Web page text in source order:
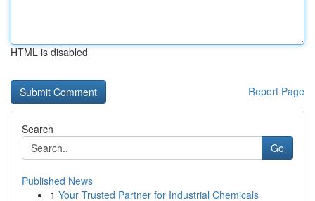
HTML is disabled
Report Page
Search
Go
Published News
1 Your Trusted Partner for Industrial Chemicals